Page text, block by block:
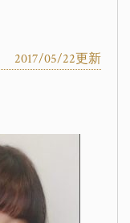
2017/05/22更新